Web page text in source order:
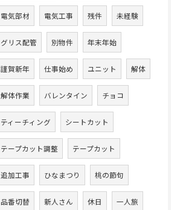
電気部材 電気工事 残件 未経験
グリス配管 別物件 年末年始
謹賀新年 仕事始め ユニット 解体
解体作業 バレンタイン チョコ
ティーチィング シートカット
テープカット調整 テープカット
追加工事 ひなまつり 桃の節句
品番切替 新人さん 休日 一人旅